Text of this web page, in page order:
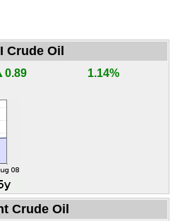
Crude Oil
1.14%
Crude Oil